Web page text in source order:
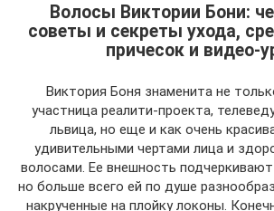
Волосы Виктории Бони:
советы и секреты ухода,
причесок и видео-
Виктория Боня знаменита не
участница реалити-проекта,
львица, но еще и как очень
удивительными чертами лица и
волосами. Ее внешность
но больше всего ей по душе
накрученные на плойку локоны.